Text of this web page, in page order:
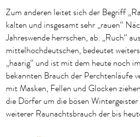
Zum anderen leitet sich der Begriff
kalten und insgesamt sehr „rauen“
Jahreswende herrschen, ab. „Ruch“
mittelhochdeutschen, bedeutet weiters
„haarig“ und ist mit dem heute noch
bekannten Brauch der Perchtenläufe
mit Masken, Fellen und Glocken
die Dörfer um die bösen
weiterer Raunachtsbrauch der bis